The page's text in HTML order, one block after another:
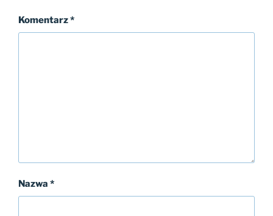
Komentarz*
Nazwa *